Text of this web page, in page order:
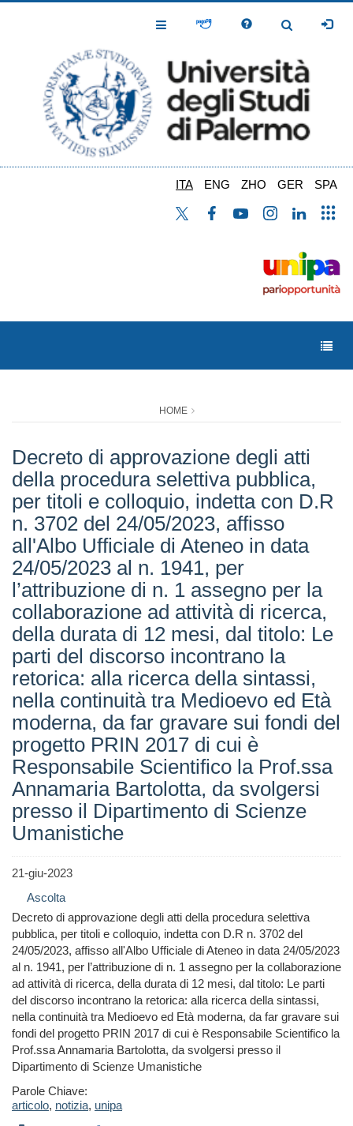
Toggle
Toggle
ITA ENG ZHO GER SPA
HOME
Decreto di approvazione degli atti
della procedura selettiva pubblica,
per titoli e colloquio, indetta con D.R
n. 3702 del 24/05/2023, affisso
all'Albo Ufficiale di Ateneo in data
24/05/2023 al n. 1941, per
l’attribuzione di n. 1 assegno per la
collaborazione ad attività di ricerca,
della durata di 12 mesi, dal titolo: Le
parti del discorso incontrano la
retorica: alla ricerca della sintassi,
nella continuità tra Medioevo ed Età
moderna, da far gravare sui fondi del
progetto PRIN 2017 di cui è
Responsabile Scientifico la Prof.ssa
Annamaria Bartolotta, da svolgersi
presso il Dipartimento di Scienze
Umanistiche
21-giu-2023
Ascolta
Decreto di approvazione degli atti della procedura selettiva
pubblica, per titoli e colloquio, indetta con D.R n. 3702 del
24/05/2023, affisso all'Albo Ufficiale di Ateneo in data 24/05/2023
al n. 1941, per l’attribuzione di n. 1 assegno per la collaborazione
ad attività di ricerca, della durata di 12 mesi, dal titolo: Le parti
del discorso incontrano la retorica: alla ricerca della sintassi,
nella continuità tra Medioevo ed Età moderna, da far gravare sui
fondi del progetto PRIN 2017 di cui è Responsabile Scientifico la
Prof.ssa Annamaria Bartolotta, da svolgersi presso il
Dipartimento di Scienze Umanistiche
Parole Chiave:
articolo, notizia, unipa